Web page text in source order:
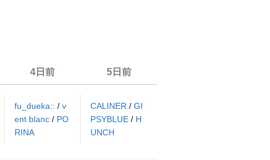
4日前
fu_dueka:: / v
ent blanc / PO
RINA
5日前
CALINER/GI
PSYBLUE/ H
UNCH